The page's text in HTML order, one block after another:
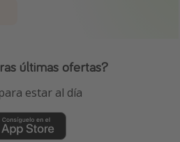
últimas ofertas?
estar al día